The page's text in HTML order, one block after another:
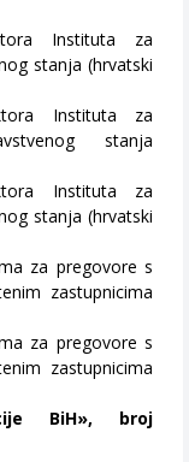
Instituta za
stanja (hrvatski
Instituta za
stanja
Instituta za
stanja (hrvatski
za pregovore s
zastupnicima
za pregovore s
zastupnicima
BiH», broj